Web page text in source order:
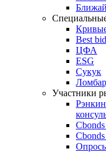
Best
ЦФА
ESG
Сукук
Участники
Cbonds